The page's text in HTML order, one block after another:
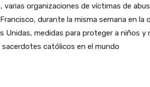
varias organizaciones de víctimas de
durante la misma semana en la
Unidas, medidas para proteger a niños y
católicos en el mundo